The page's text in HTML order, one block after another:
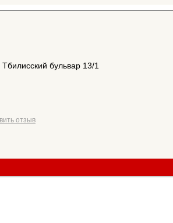
Тбилисский бульвар 13/1
отзыв